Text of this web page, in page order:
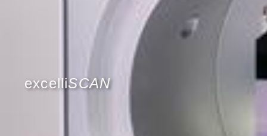
excelliSCAN